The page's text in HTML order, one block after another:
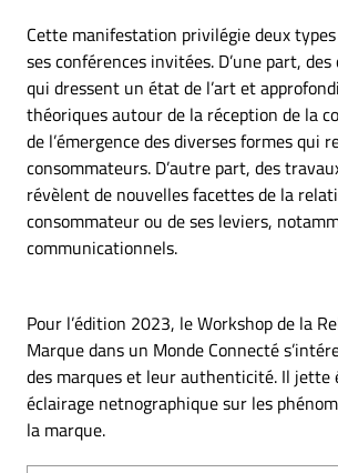
Cette manifestation privilégie deux
ses conférences invitées. D’une part,
qui dressent un état de l’art et
théoriques autour de la réception de la
de l’émergence des diverses formes qui
consommateurs. D’autre part, des
révèlent de nouvelles facettes de la
consommateur ou de ses leviers,
communicationnels.
Pour l’édition 2023, le Workshop de la
Marque dans un Monde Connecté
des marques et leur authenticité. Il jette
éclairage netnographique sur les
la marque.